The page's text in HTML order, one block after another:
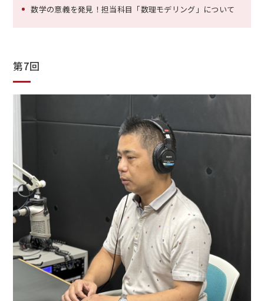
数学の意義を発見！担当科目「数理モデリング」について
第7回